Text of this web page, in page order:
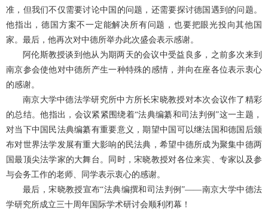
准，但我们不仅需要讨论中国的问题，还需要探讨德国遇到的问题。
他指出，德国方案不一定能解决所有问题，也要把眼光投向其他国
家。最后，他再次对中德所举办此次盛会表示感谢。
阿伦斯教授谈到他从为期两天的会议中受益良多，之前多次来到
南京参会使他对中德所产生一种特殊的感情，并向在座各位表示衷心
的感谢。
南京大学中德法学研究所中方所长宋晓教授对本次会议作了精彩
的总结。他指出，会议紧紧围绕着“法典编纂和司法判例”这一主题，
对当下中国民法典编纂有重要意义，期望中国可以继法国和德国后颁
布对世界法学发展有重大影响的民法典，希望中德所成为聚集中德两
国最顶尖法学家的大舞台。同时，宋晓教授对各位来宾、专家以及参
与会务工作的老师、同学表示衷心的感谢。
最后，宋晓教授宣布“法典编撰和司法判例”——南京大学中德法
学研究所成立三十周年国际学术研讨会顺利闭幕！